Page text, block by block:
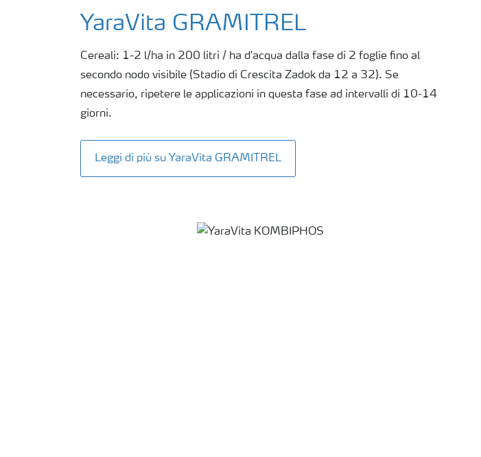
YaraVita GRAMITREL
Cereali: 1-2 l/ha in 200 litri / ha d'acqua dalla fase di 2 foglie fino al
secondo nodo visibile (Stadio di Crescita Zadok da 12 a 32). Se
necessario, ripetere le applicazioni in questa fase ad intervalli di 10-14
giorni.
Leggi di più su YaraVita GRAMITREL